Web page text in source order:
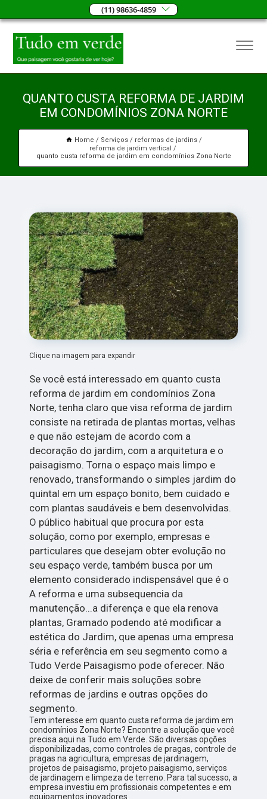
(11) 98636-4859
QUANTO CUSTA REFORMA DE JARDIM
EM CONDOMÍNIOS ZONA NORTE
Home Serviços
reformas de jardins
reforma de jardim vertical
quanto custa reforma de jardim em condomínios Zona Norte
Clique na imagem para expandir
Se você está interessado em quanto custa
reforma de jardim em condomínios Zona
Norte, tenha claro que visa reforma de jardim
consiste na retirada de plantas mortas, velhas
e que não estejam de acordo com a
decoração do jardim, com a arquitetura e o
paisagismo. Torna o espaço mais limpo e
renovado, transformando o simples jardim do
quintal em um espaço bonito, bem cuidado e
com plantas saudáveis e bem desenvolvidas.
O público habitual que procura por esta
solução, como por exemplo, empresas e
particulares que desejam obter evolução no
seu espaço verde, também busca por um
elemento considerado indispensável que é o
A reforma e uma subsequencia da
manutenção...a diferença e que ela renova
plantas, Gramado podendo até modificar a
estética do Jardim, que apenas uma empresa
séria e referência em seu segmento como a
Tudo Verde Paisagismo pode oferecer. Não
deixe de conferir mais soluções sobre
reformas de jardins e outras opções do
segmento.
Tem interesse em quanto custa reforma de jardim em
condomínios Zona Norte? Encontre a solução que você
precisa aqui na Tudo em Verde. São diversas opções
disponibilizadas, como controles de pragas, controle de
pragas na agricultura, empresas de jardinagem,
projetos de paisagismo, projeto paisagismo, serviços
de jardinagem e limpeza de terreno. Para tal sucesso, a
empresa investiu em profissionais competentes e em
equipamentos inovadores.